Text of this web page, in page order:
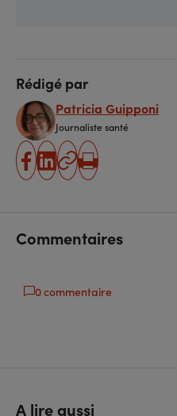
Rédigé par
Patricia Guipponi
Journaliste santé
partager
partager
Copier
Imprimer
Commentaires
0 commentaire
A lire aussi